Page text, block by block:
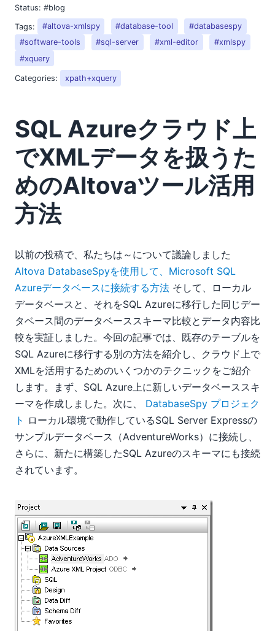
Status: #blog
Tags:
#altova-xmlspy #database-tool
#databasespy
#software-tools
#sql-server #xml-editor
#xmlspy
#xquery
Categories: xpath+xquery
SQL Azureクラウド上
でXMLデータを扱うた
めのAltovaツール活用
方法
以前の投稿で、私たちは～について議論しました
Altova DatabaseSpyを使用して、Microsoft SQL
Azureデータベースに接続する方法 そして、ローカル
データベースと、それをSQL Azureに移行した同じデー
タベース間のデータベーススキーマ比較とデータ内容比
較を実証しました。今回の記事では、既存のテーブルを
SQL Azureに移行する別の方法を紹介し、クラウド上で
XMLを活用するためのいくつかのテクニックをご紹介
します。まず、SQL Azure上に新しいデータベーススキ
ーマを作成しました。次に、 DatabaseSpy プロジェク
ト ローカル環境で動作しているSQL Server Expressの
サンプルデータベース（AdventureWorks）に接続し、
さらに、新たに構築したSQL Azureのスキーマにも接続
されています。